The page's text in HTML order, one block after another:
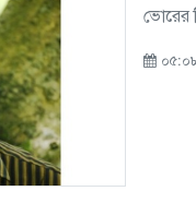
ভোরের
০৫:০৮